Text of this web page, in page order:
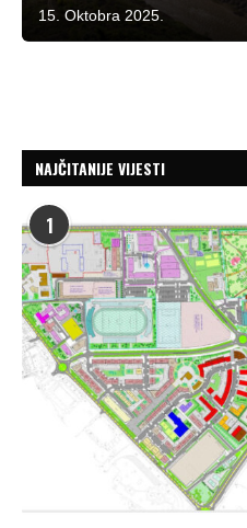
15. Oktobra 2025.
NAJČITANIJE VIJESTI
1